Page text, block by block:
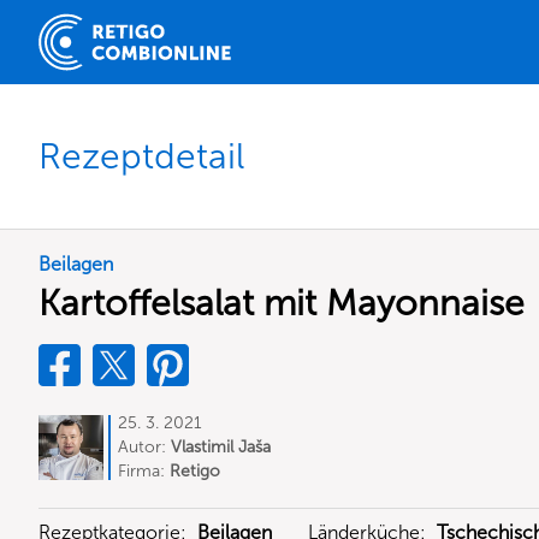
Rezeptdetail
Beilagen
Kartoffelsalat mit Mayonnaise
25. 3. 2021
Autor: Vlastimil Jaša
Firma: Retigo
Rezeptkategorie: Beilagen Länderküche: